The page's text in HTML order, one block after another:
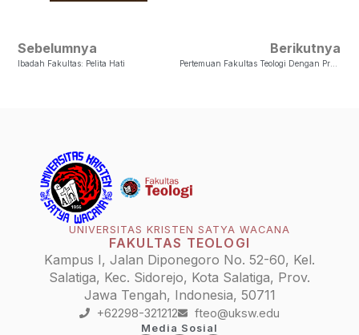
Sebelumnya
Ibadah Fakultas: Pelita Hati
Berikutnya
Pertemuan Fakultas Teologi Dengan Prof. Boyung Lee Dari ILIFF School Of Theology, USA
UNIVERSITAS KRISTEN SATYA WACANA
FAKULTAS TEOLOGI
Kampus I, Jalan Diponegoro No. 52-60, Kel.
Salatiga, Kec. Sidorejo, Kota Salatiga, Prov.
Jawa Tengah, Indonesia, 50711
+62298-321212 fteo@uksw.edu
Media Sosial